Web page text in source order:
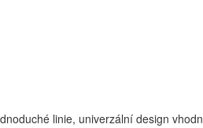
linie, univerzální design